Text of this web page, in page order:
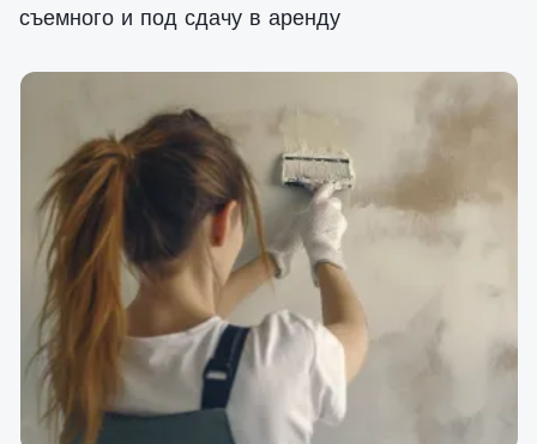
съемного и под сдачу в аренду